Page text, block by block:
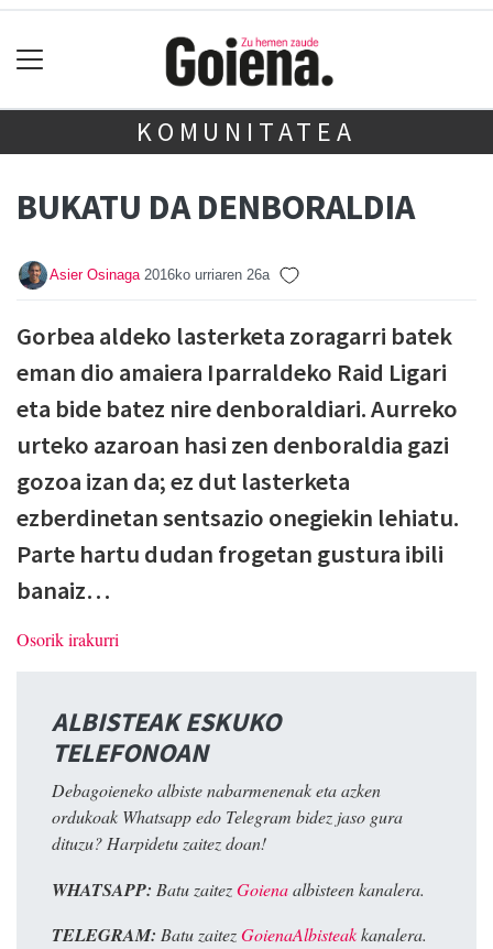
KOMUNITATEA
BUKATU DA DENBORALDIA
Asier Osinaga 2016ko urriaren 26a
Gorbea aldeko lasterketa zoragarri batek
eman dio amaiera Iparraldeko Raid Ligari
eta bide batez nire denboraldiari. Aurreko
urteko azaroan hasi zen denboraldia gazi
gozoa izan da; ez dut lasterketa
ezberdinetan sentsazio onegiekin lehiatu.
Parte hartu dudan frogetan gustura ibili
banaiz…
Osorik irakurri
ALBISTEAK ESKUKO
TELEFONOAN
Debagoieneko albiste nabarmenenak eta azken
ordukoak Whatsapp edo Telegram bidez jaso gura
dituzu? Harpidetu zaitez doan!
WHATSAPP: Batu zaitezGoienaalbisteen kanalera.
TELEGRAM: Batu zaitezGoienaAlbisteakkanalera.